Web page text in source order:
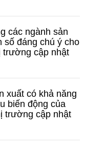
các ngành sản
số đáng chú ý cho
trường cập nhật
xuất có khả năng
biến động của
trường cập nhật